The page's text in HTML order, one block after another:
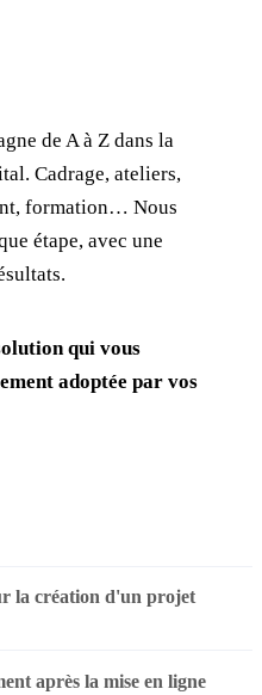
de A à Z dans la
Cadrage, ateliers,
formation… Nous
étape, avec une
qui vous
adoptée par vos
la création d'un projet
après la mise en ligne